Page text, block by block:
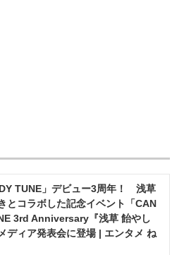
話題
TUNE」デビュー3周年！ 浅草
とコラボした記念イベント「CAN
3rd Anniversary『浅草 飴やし
ディア発表会に登場 | エンタメ ね